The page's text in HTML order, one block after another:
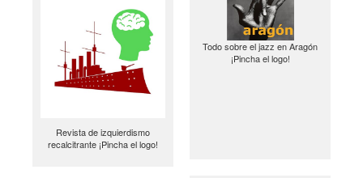
Revista de izquierdismo
recalcitrante ¡Pincha el logo!
Todo sobre el jazz en Aragón
¡Pincha el logo!